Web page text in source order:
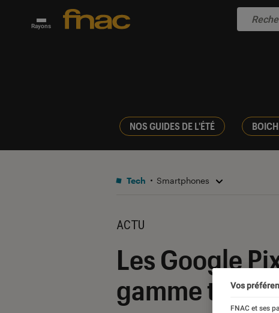
Rayons
NOS GUIDES DE L'ÉTÉ
Tech Smartphones
ACTU
Les Google
gamme très
Vos
FNAC et ses